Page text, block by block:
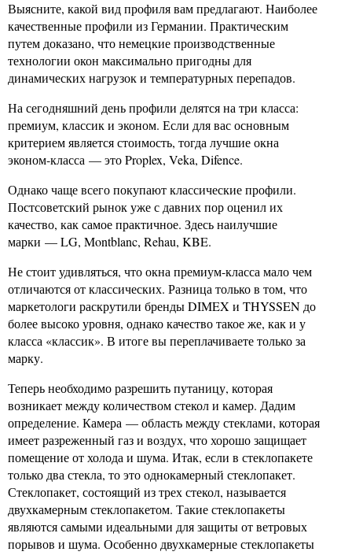
Выясните, какой вид профиля вам предлагают. Наиболее
качественные профили из Германии. Практическим
путем доказано, что немецкие производственные
технологии окон максимально пригодны для
динамических нагрузок и температурных перепадов.
На сегодняшний день профили делятся на три класса:
премиум, классик и эконом. Если для вас основным
критерием является стоимость, тогда лучшие окна
эконом-класса — это Proplex, Veka, Difence.
Однако чаще всего покупают классические профили.
Постсоветский рынок уже с давних пор оценил их
качество, как самое практичное. Здесь наилучшие
марки — LG, Montblanc, Rehau, KBE.
Не стоит удивляться, что окна премиум-класса мало чем
отличаются от классических. Разница только в том, что
маркетологи раскрутили бренды DIMEX и THYSSEN до
более высоко уровня, однако качество такое же, как и у
класса «классик». В итоге вы переплачиваете только за
марку.
Теперь необходимо разрешить путаницу, которая
возникает между количеством стекол и камер. Дадим
определение. Камера — область между стеклами, которая
имеет разреженный газ и воздух, что хорошо защищает
помещение от холода и шума. Итак, если в стеклопакете
только два стекла, то это однокамерный стеклопакет.
Стеклопакет, состоящий из трех стекол, называется
двухкамерным стеклопакетом. Такие стеклопакеты
являются самыми идеальными для защиты от ветровых
порывов и шума. Особенно двухкамерные стеклопакеты